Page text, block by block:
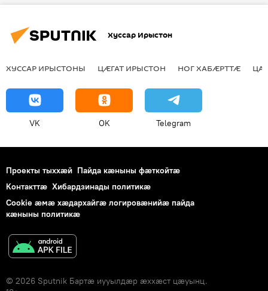
Хуссар Ирыстон
ХУССАР ИРЫСТОНЫ ЦӔГАТ ИРЫСТОН НОГ ХАБӔРТТӔ
VK OK Telegram
Проекты тыххӕй Пайда кӕныны фӕткойтӕ
Контакттӕ Хибардзинады политикæ
Cookie æмæ хæдархайгæ логировæнийæ пайда
кæныны политикæ
© 2026 Sputnik Бартӕ иууылдӕр ӕххӕст цӕуынц.